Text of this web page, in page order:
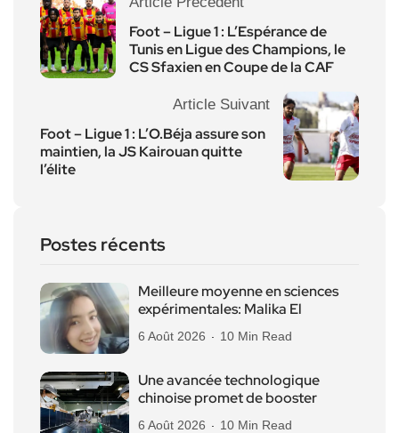
Foot – Ligue 1 : L’Espérance de
Tunis en Ligue des Champions, le
CS Sfaxien en Coupe de la CAF
Article Suivant
Foot – Ligue 1 : L’O.Béja assure son
maintien, la JS Kairouan quitte
l’élite
Postes récents
Meilleure moyenne en sciences
expérimentales: Malika El
6 Août 2026 10 Min Read
Une avancée technologique
chinoise promet de booster
6 Août 2026 10 Min Read